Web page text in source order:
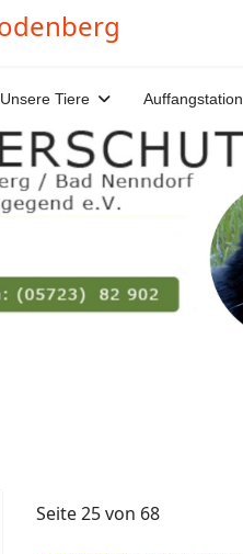
Unsere Tiere Auffangstation
Seite 25 von 68